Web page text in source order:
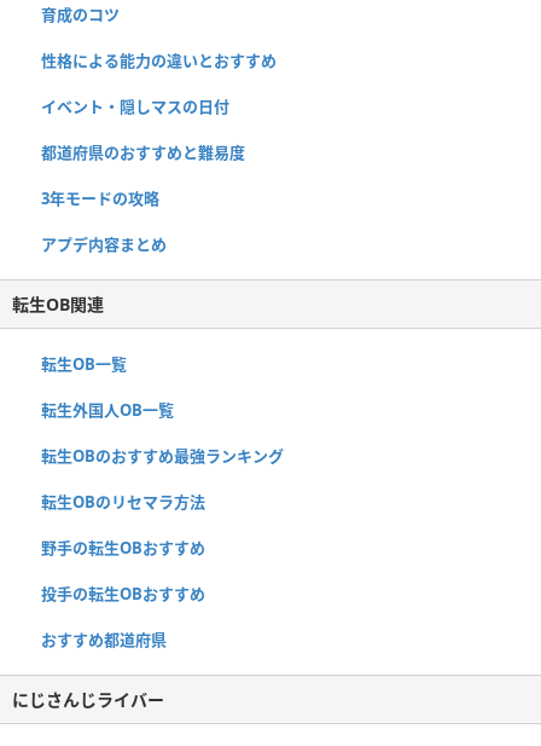
育成のコツ
性格による能力の違いとおすすめ
イベント・隠しマスの日付
都道府県のおすすめと難易度
3年モードの攻略
アプデ内容まとめ
転生OB関連
転生OB一覧
転生外国人OB一覧
転生OBのおすすめ最強ランキング
転生OBのリセマラ方法
野手の転生OBおすすめ
投手の転生OBおすすめ
おすすめ都道府県
にじさんじライバー